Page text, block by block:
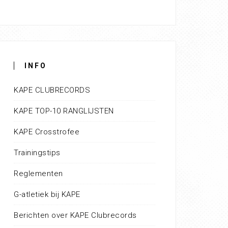
INFO
KAPE CLUBRECORDS
KAPE TOP-10 RANGLIJSTEN
KAPE Crosstrofee
Trainingstips
Reglementen
G-atletiek bij KAPE
Berichten over KAPE Clubrecords